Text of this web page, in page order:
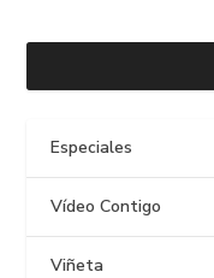
Especiales
Vídeo Contigo
Viñeta